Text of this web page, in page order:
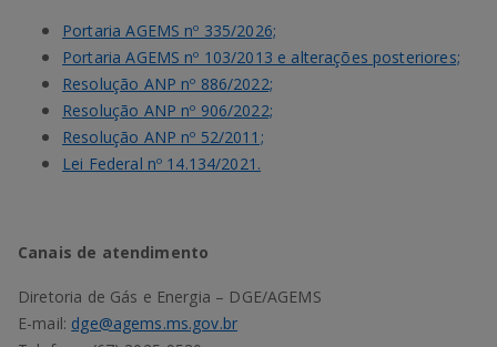
Portaria AGEMS nº 335/2026;
Portaria AGEMS nº 103/2013 e alterações posteriores;
Resolução ANP nº 886/2022;
Resolução ANP nº 906/2022;
Resolução ANP nº 52/2011;
Lei Federal nº 14.134/2021.
Canais de atendimento
Diretoria de Gás e Energia – DGE/AGEMS
E-mail: dge@agems.ms.gov.br